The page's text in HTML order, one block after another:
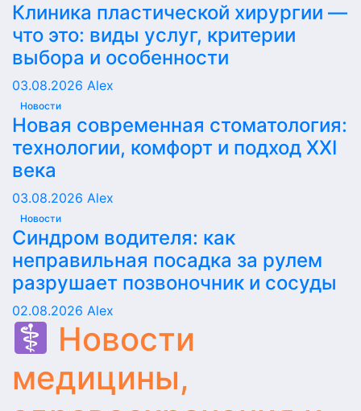
Клиника пластической хирургии —
что это: виды услуг, критерии
выбора и особенности
03.08.2026 Alex
Новости
Новая современная стоматология:
технологии, комфорт и подход XXI
века
03.08.2026 Alex
Новости
Синдром водителя: как
неправильная посадка за рулем
разрушает позвоночник и сосуды
02.08.2026 Alex
Новости
медицины,